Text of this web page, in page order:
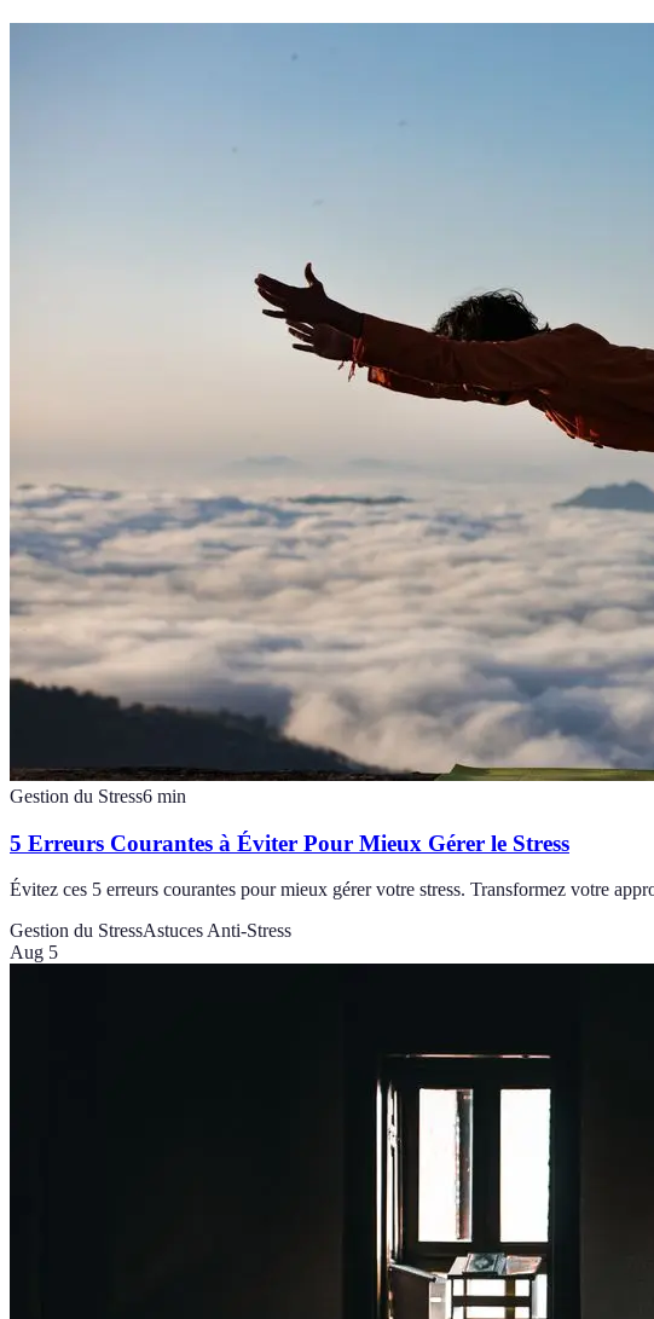
Gestion du Stress6 min
5 Erreurs Courantes à Éviter Pour Mieux Gérer le Stress
Évitez ces 5 erreurs courantes pour mieux gérer votre stress. Transformez votre
Gestion du StressAstuces Anti-Stress
Aug 5